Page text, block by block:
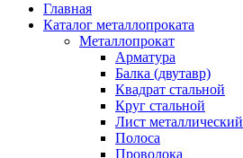
Главная
Каталог металлопроката
Металлопрокат
Арматура
Балка (двутавр)
Квадрат стальной
Круг стальной
Лист металлический
Полоса
Проволока